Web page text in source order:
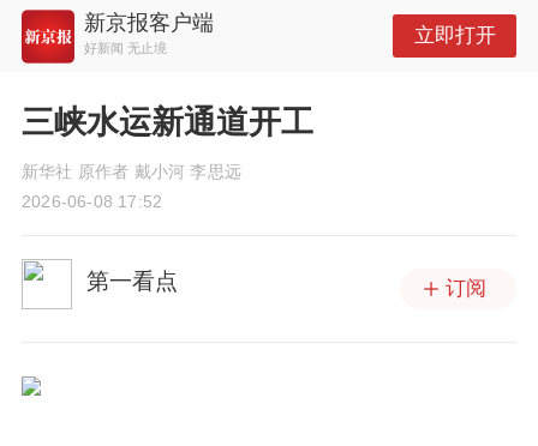
新京报客户端
好新闻 无止境
立即打开
三峡水运新通道开工
新华社 原作者 戴小河 李思远
2026-06-08 17:52
第一看点 订阅